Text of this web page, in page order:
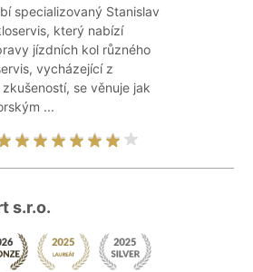
specializovaný Stanislav
který nabízí
jízdních kol různého
vycházející z
se věnuje jak
...
s.r.o.